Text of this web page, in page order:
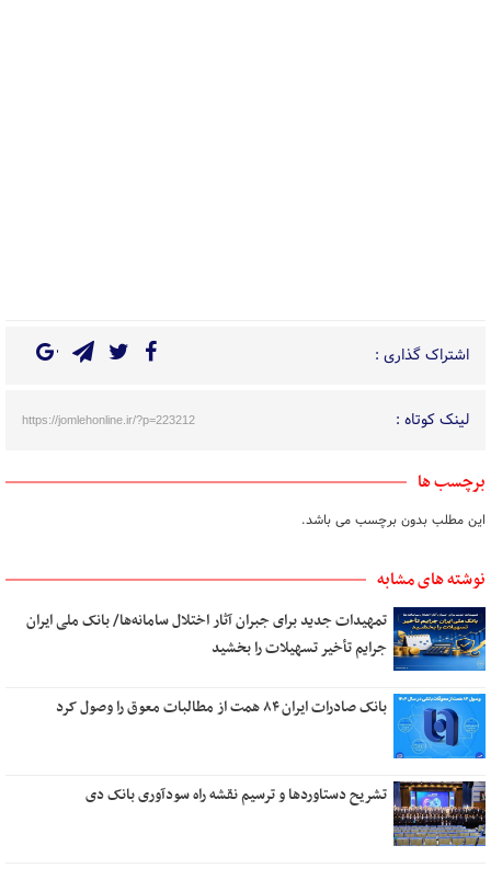
اشتراک گذاری :
لینک کوتاه : https://jomlehonline.ir/?p=223212
برچسب ها
این مطلب بدون برچسب می باشد.
نوشته های مشابه
تمهیدات جدید برای جبران آثار اختلال سامانه‌ها/ بانک ملی ایران
جرایم تأخیر تسهیلات را بخشید
بانک صادرات ایران ۸۴ همت از مطالبات معوق را وصول کرد
تشریح دستاوردها و ترسیم نقشه راه سودآوری بانک دی